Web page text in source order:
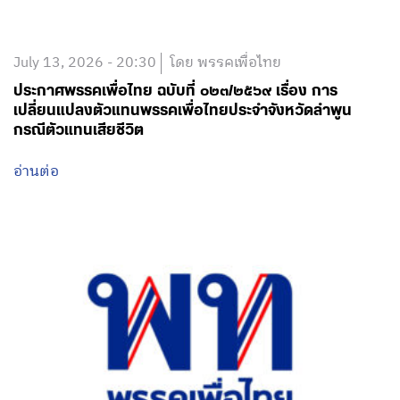
July 13, 2026 - 20:30 โดย พรรคเพื่อไทย
ประกาศพรรคเพื่อไทย ฉบับที่ ๐๒๓/๒๕๖๙ เรื่อง การ
เปลี่ยนแปลงตัวแทนพรรคเพื่อไทยประจำจังหวัดลำพูน
กรณีตัวแทนเสียชีวิต
อ่านต่อ